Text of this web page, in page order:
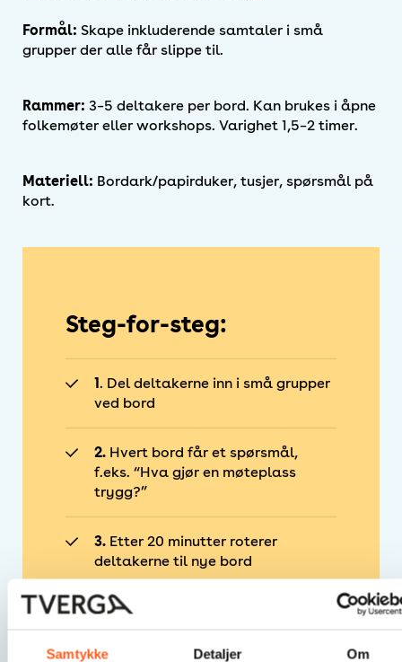
Samtykke Detaljer Om
Formål: Skape inkluderende samtaler i små
grupper der alle får slippe til.
Rammer: 3–5 deltakere per bord. Kan brukes i åpne
folkemøter eller workshops. Varighet 1,5–2 timer.
Materiell: Bordark/papirduker, tusjer, spørsmål på
kort.
Steg-for-steg:
1. Del deltakerne inn i små grupper
ved bord
2. Hvert bord får et spørsmål,
f.eks. “Hva gjør en møteplass
trygg?”
3. Etter 20 minutter roterer
deltakerne til nye bord
4.En “vert” blir igjen ved bordet og